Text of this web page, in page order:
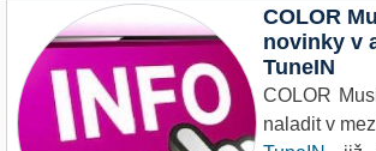
COLOR
novinky v
TuneIN
COLOR
naladit v